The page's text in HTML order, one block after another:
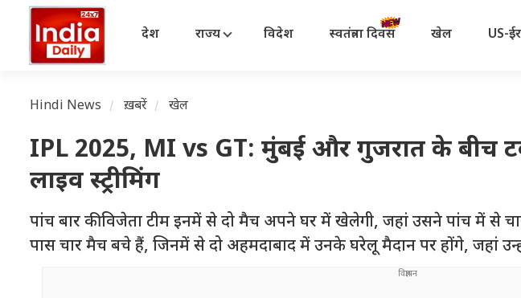
देश राज्य विदेश स्वतंत्रता दिवस खेल US-
Hindi News ख़बरें खेल
IPL 2025, MI vs GT: मुंबई और गुजरात के
लाइव स्ट्रीमिंग
पांच बार की विजेता टीम इनमें से दो मैच अपने घर में खेलेगी, जहां उसने पांच में से
पास चार मैच बचे हैं, जिनमें से दो अहमदाबाद में उनके घरेलू मैदान पर होंगे, जहां